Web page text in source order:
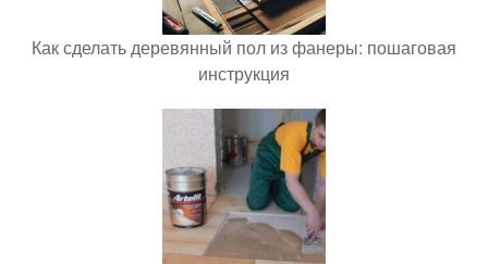
Как сделать деревянный пол из фанеры: пошаговая
инструкция